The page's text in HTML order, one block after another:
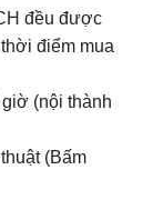
đều được
điểm mua
(nội thành
(Bấm